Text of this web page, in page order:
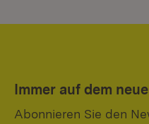
Immer auf dem
Abonnieren Sie den